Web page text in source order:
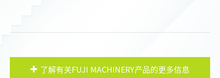
了解有关FUJI MACHINERY产品的更多信息